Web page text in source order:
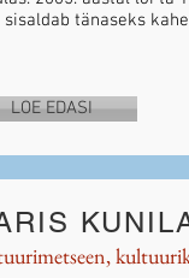
sisaldab tänaseks
LOE EDASI